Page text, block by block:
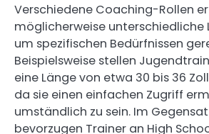
Verschiedene Coaching-Rollen
möglicherweise unterschiedliche
um spezifischen Bedürfnissen
Beispielsweise stellen
eine Länge von etwa 30 bis 36
da sie einen einfachen Zugriff
umständlich zu sein. Im
bevorzugen Trainer an High